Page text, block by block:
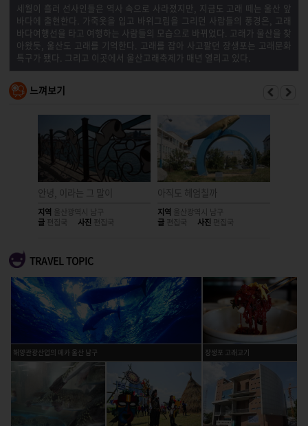
세월이 흘러 선사인들은 역사 속으로 사라졌지만, 지금도 고래 떼는 울산 앞
바다에 출현한다. 가죽옷을 입고 바위그림을 그리던 사람들의 풍경은, 고래
바다여행선을 타고 여행하는 사람들의 모습으로 바뀌었다. 고래가 울산을 찾
아왔듯, 울산도 고래를 기억한다. 고래를 잡아 사고팔던 장생포는 고래문화
특구가 됐다. 그리고 이곳에서 울산고래축제가 매년 열리고 있다.
느껴보기
안녕, 이라는 그 말이
지역 울산광역시 남구
글 편집국 사진 편집국
아직도 헤엄칠까
지역 울산광역시 남구
글 편집국 사진 편집국
TRAVEL TOPIC
장생포 고래고기
해양관광산업의 메카 울산 남구